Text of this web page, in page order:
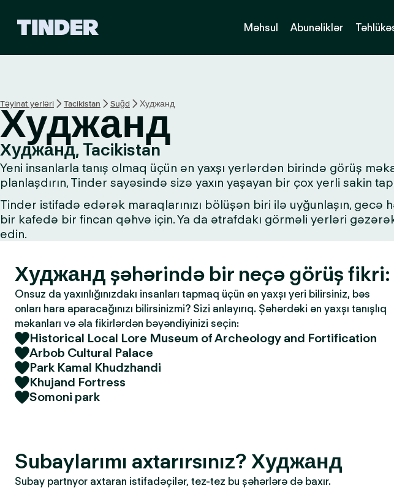
H
o
m
e
Məhsul Abunəliklər
Təyinat yerləri Tacikistan Suğd Худжанд
Худжанд
Худжанд, Tacikistan
Yeni insanlarla tanış olmaq üçün ən yaxşı yerlərdən birində görüş
planlaşdırın, Tinder sayəsində sizə yaxın yaşayan bir çox yerli sakin
Tinder istifadə edərək maraqlarınızı bölüşən biri ilə uyğunlaşın, gecə
bir kafedə bir fincan qəhvə için. Ya da ətrafdakı görməli yerləri
edin.
Худжанд şəhərində bir neçə görüş fikri:
Onsuz da yaxınlığınızdakı insanları tapmaq üçün ən yaxşı yeri bilirsiniz, bəs
onları hara aparacağınızı bilirsinizmi? Sizi anlayırıq. Şəhərdəki ən yaxşı tanışlıq
məkanları və əla fikirlərdən bəyəndiyinizi seçin:
Historical Local Lore Museum of Archeology and Fortification
Arbob Cultural Palace
Park Kamal Khudzhandi
Khujand Fortress
Somoni park
Subaylarımı axtarırsınız? Худжанд
Subay partnyor axtaran istifadəçilər, tez-tez bu şəhərlərə də baxır.